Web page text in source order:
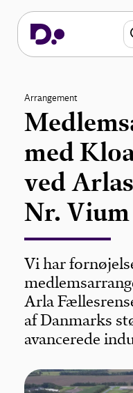
Arrangement
med
ved
Nr. Vium
Vi har
Arla
af Danmarks
avancerede